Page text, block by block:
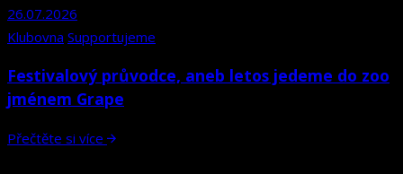
26.07.2026
Klubovna Supportujeme
Festivalový průvodce, aneb letos jedeme do zoo
jménem Grape
Přečtěte si více